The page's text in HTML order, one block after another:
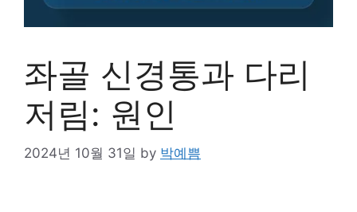
좌골 신경통과 다리
저림: 원인
2024년 10월 31일 by 박예쁨